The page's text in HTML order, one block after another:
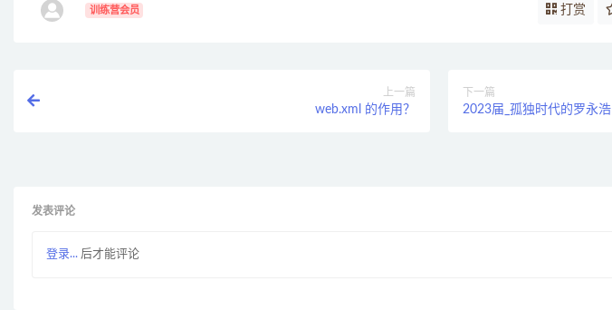
训练营会员 打赏
上一篇
web.xml 的作用？
下一篇
2023届_孤独时代的罗永浩
发表评论
登录... 后才能评论